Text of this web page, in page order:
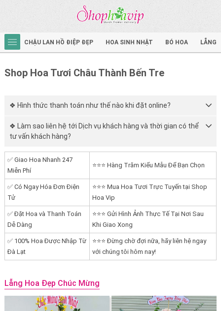
CHẬU LAN HỒ ĐIỆP ĐẸP HOA SINH NHẬT BÓ HOA LẴNG
Shop Hoa Tươi Châu Thành Bến Tre
❖ Hình thức thanh toán như thế nào khi đặt online?
❖ Làm sao liên hệ tới Dịch vụ khách hàng và thời gian có thể
tư vấn khách hàng?
✅ Giao Hoa Nhanh 247
Miễn Phí
⭐⭐⭐ Hàng Trăm Kiểu Mẫu Để Bạn Chọn
✅ Có Ngay Hóa Đơn Điện
Tử
⭐⭐⭐ Mua Hoa Tươi Trực Tuyến tại Shop
Hoa Vip
✅ Đặt Hoa và Thanh Toán
Dễ Dàng
⭐⭐⭐ Gửi Hình Ảnh Thực Tế Tại Nơi Sau
Khi Giao Xong
✅ 100% Hoa Được Nhập Từ
Đà Lạt
⭐⭐⭐ Đừng chờ đợi nữa, hãy liên hệ ngay
với chúng tôi hôm nay!
Lẵng Hoa Đẹp Chúc Mừng